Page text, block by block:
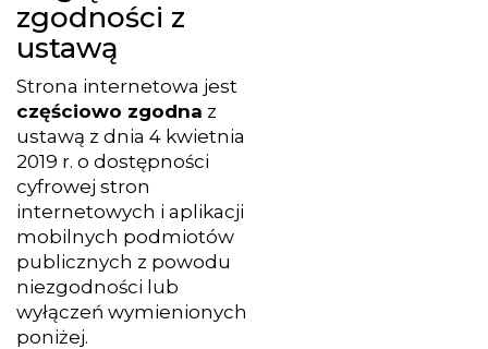
zgodności z
ustawą
Strona internetowa jest
częściowo zgodna z
ustawą z dnia 4 kwietnia
2019 r. o dostępności
cyfrowej stron
internetowych i aplikacji
mobilnych podmiotów
publicznych z powodu
niezgodności lub
wyłączeń wymienionych
poniżej.